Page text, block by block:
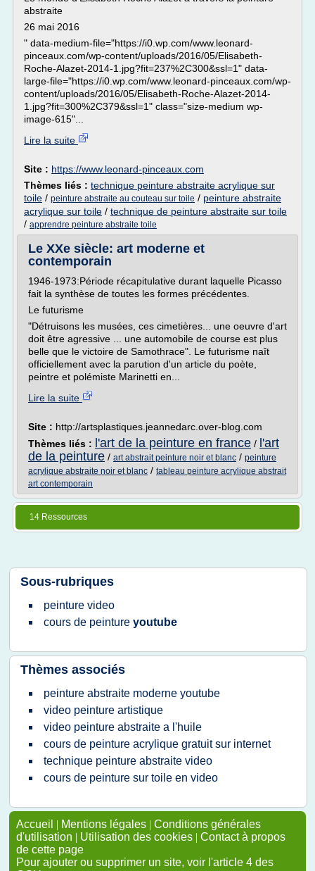
abstraite
26 mai 2016
" data-medium-file="https://i0.wp.com/www.leonard-
pinceaux.com/wp-content/uploads/2016/05/Elisabeth-
Roche-Alazet-2014-1.jpg?fit=237%2C300&ssl=1" data-
large-file="https://i0.wp.com/www.leonard-pinceaux.com/wp-
content/uploads/2016/05/Elisabeth-Roche-Alazet-2014-
1.jpg?fit=300%2C379&ssl=1" class="size-medium wp-
image-615"...
Lire la suite
Site : https://www.leonard-pinceaux.com
Thèmes liés : technique peinture abstraite acrylique sur
toile / peinture abstraite au couteau sur toile / peinture abstraite
acrylique sur toile / technique de peinture abstraite sur toile
/ apprendre peinture abstraite toile
Le XXe siècle: art moderne et
contemporain
1946-1973:Période récapitulative durant laquelle Picasso
fait la synthèse de toutes les formes précédentes.
Le futurisme
"Détruisons les musées, ces cimetières... une oeuvre d'art
doit être agressive ... une automobile de course est plus
belle que le victoire de Samothrace". Le futurisme naît
officiellement avec la parution d'un article du poète,
peintre et polémiste Marinetti en...
Lire la suite
Site : http://artsplastiques.jeannedarc.over-blog.com
Thèmes liés :
l'art de la peinture en france / l'art
de la peinture / art abstrait peinture noir et blanc / peinture
acrylique abstraite noir et blanc / tableau peinture acrylique abstrait
art contemporain
14 Ressources
Sous-rubriques
peinture video
cours de peinture youtube
Thèmes associés
peinture abstraite moderne youtube
video peinture artistique
video peinture abstraite a l'huile
cours de peinture acrylique gratuit sur internet
technique peinture abstraite video
cours de peinture sur toile en video
Accueil | Mentions légales | Conditions générales
d'utilisation | Utilisation des cookies | Contact à propos
de cette page
Pour ajouter ou supprimer un site, voir l'article 4 des